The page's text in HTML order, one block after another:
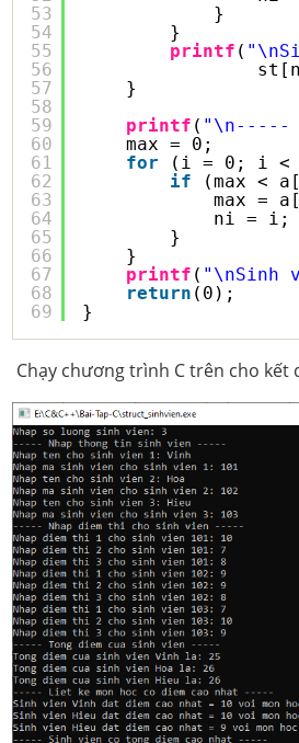
53
54
55
56
57
58
59
60
61
62
63
64
65
66
67
68
69
}
}
printf (
}
printf ( "\n-----
max = 0;
for
(i = 0; i <
if
(max <
max =
ni = i;
}
}
printf ( "\nSinh
return (0);
}
Chạy chương trình C trên cho kết